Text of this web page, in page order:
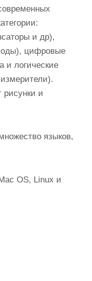
и др),
цифровые
и логические
рисунки и
языков,
OS, Linux и